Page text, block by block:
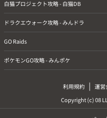
白猫プロジェクト攻略 - 白猫DB
ドラクエウォーク攻略 - みんドラ
GO Raids
ポケモンGO攻略 - みんポケ
利用規約 | 運営
Copyright (c) 08